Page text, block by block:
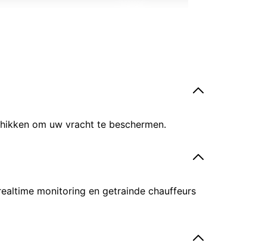
om uw vracht te beschermen.
monitoring en getrainde chauffeurs